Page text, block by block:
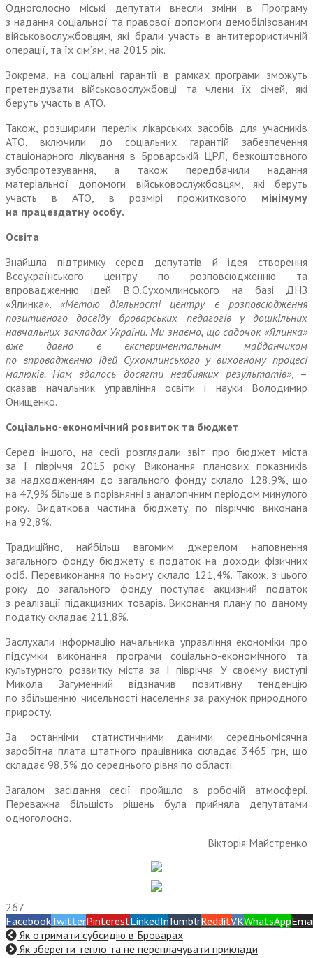
Одноголосно міські депутати внесли зміни в Програму
з надання соціальної та правової допомоги демобілізованим
військовослужбовцям, які брали участь в антитерористичній
операції, та їх сім’ям, на 2015 рік.
Зокрема, на соціальні гарантії в рамках програми зможуть
претендувати військовослужбовці та члени їх сімей, які
беруть участь в АТО.
Також, розширили перелік лікарських засобів для учасників
АТО, включили до соціальних гарантій забезпечення
стаціонарного лікування в Броварській ЦРЛ, безкоштовного
зубопротезування, а також передбачили надання
матеріальної допомоги військовослужбовцям, які беруть
участь в АТО, в розмірі прожиткового мінімуму
на працездатну особу.
Освіта
Знайшла підтримку серед депутатів й ідея створення
Всеукраїнського центру по розповсюдженню та
впровадженню ідей В.О.Сухомлинського на базі ДНЗ
«Ялинка». «Метою діяльності цент­ру є розповсюдження
позитивного досвіду броварських педагогів у дошкільних
навчальних закладах України. Ми знаємо, що садочок «Ялинка»
вже давно є експериментальним майданчиком
по впровадженню ідей Сухомлинського у виховному процесі
малюків. Нам вдалось досягти неабияких результатів», –
сказав начальник управління освіти і науки Володимир
Онищенко.
Соціально-економічний розвиток та бюджет
Серед іншого, на сесії розглядали звіт про бюджет міста
за І півріччя 2015 року. Виконання планових показників
за надходженням до загального фонду склало 128,9%, що
на 47,9% більше в порівнянні з аналогічним періо­дом минулого
року. Видаткова частина бюджету по півріччю виконана
на 92,8%.
Традиційно, найбільш вагомим джерелом наповнення
загального фонду бюджету є податок на доходи фізичних
осіб. Перевиконання по ньому склало 121,4%. Також, з цього
року до загального фонду поступає акцизний податок
з реалізації підакцизних товарів. Виконання плану по даному
податку складає 211,8%.
Заслухали інформацію начальника управління економіки про
підсумки виконання програми соціально-економічного та
культурного розвитку міста за І півріччя. У своєму виступі
Микола Загуменний відзначив позитивну тенденцію
по збільшенню чисельності населення за рахунок природного
приросту.
За останніми статистичними даними середньомісячна
заробітна плата штатного працівника складає 3465 грн, що
складає 98,3% до середнього рівня по області.
Загалом засідання сесії пройшло в робочій атмосфері.
Переважна більшість рішень була прийняла депутатами
одноголосно.
Вікторія Майстренко
267
FacebookTwitterPinterestLinkedInTumblrRedditVKWhatsApp
Як отримати субсидію в Броварах
Як зберегти тепло та не переплачувати приклади